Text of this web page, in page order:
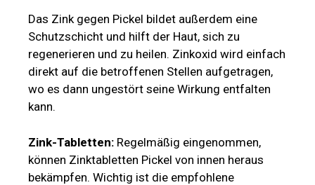
Das Zink gegen Pickel bildet außerdem eine
Schutzschicht und hilft der Haut, sich zu
regenerieren und zu heilen. Zinkoxid wird einfach
direkt auf die betroffenen Stellen aufgetragen,
wo es dann ungestört seine Wirkung entfalten
kann.
Zink-Tabletten: Regelmäßig eingenommen,
können Zinktabletten Pickel von innen heraus
bekämpfen. Wichtig ist die empfohlene